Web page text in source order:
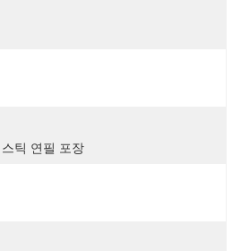
틱 연필 포장